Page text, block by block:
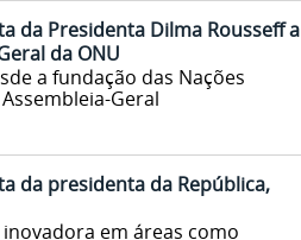
da Presidenta Dilma Rousseff a
da ONU
a fundação das Nações
Geral
da presidenta da República,
em áreas como